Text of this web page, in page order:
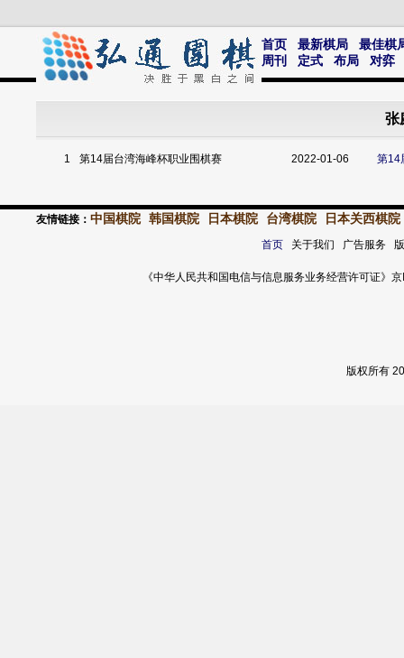
首页 最新棋局
最佳棋
周刊
定式 布局 对弈
张
1 第14届台湾海峰杯职业围棋赛 2022-01-06 第14
友情链接： 中国棋院 韩国棋院 日本棋院 台湾棋院 日本关西棋院
首页关于我们 广告服务
《中华人民共和国电信与信息服务业务经营许可证
版权所有